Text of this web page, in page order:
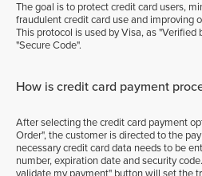
The goal is to protect credit card users,
fraudulent credit card use and improving
This protocol is used by Visa, as "Verified
"Secure Code".
How is credit card payment
After selecting the credit card payment
Order", the customer is directed to the
necessary credit card data needs to be
number, expiration date and security
validate my payment" button will set the